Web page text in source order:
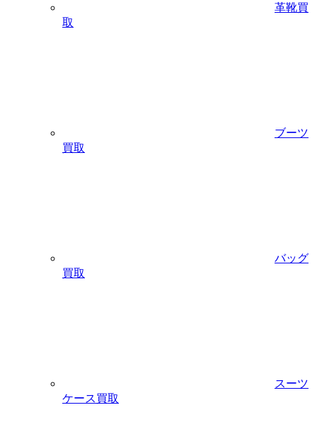
革靴買
取
ブーツ
買取
バッグ
買取
スーツ
ケース買取